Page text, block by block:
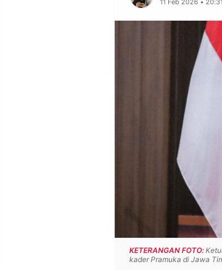
11 Feb 2026 •
KETERANGAN FOTO:
kader Pramuka di Jawa